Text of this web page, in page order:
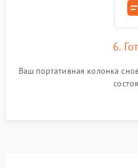
6.
Ваш портативная колонка